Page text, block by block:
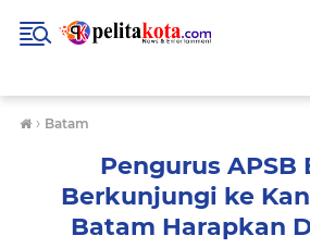
› Batam
Pengurus APSB
Berkunjungi ke
Batam Harapkan